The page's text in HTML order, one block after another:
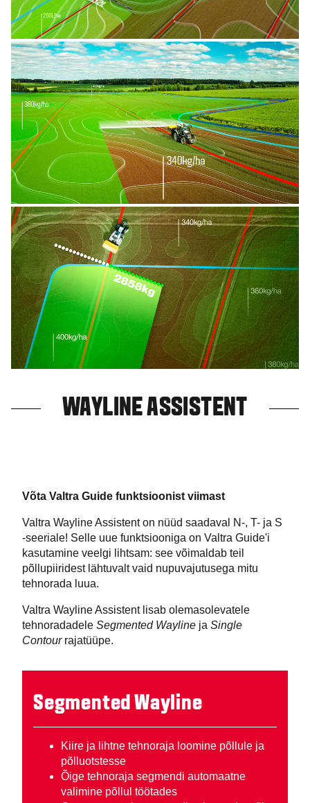
WAYLINE ASSISTENT
Võta Valtra Guide funktsioonist viimast
Valtra Wayline Assistent on nüüd saadaval N-, T- ja S
-seeriale! Selle uue funktsiooniga on Valtra Guide'i
kasutamine veelgi lihtsam: see võimaldab teil
põllupiiridest lähtuvalt vaid nupuvajutusega mitu
tehnorada luua.
Valtra Wayline Assistent lisab olemasolevatele
tehnoradadele Segmented Wayline ja Single
Contour rajatüüpe.
Segmented Wayline
Kiire ja lihtne tehnoraja loomine põllule ja
põlluotstesse
Õige tehnoraja segmendi automaatne
valimine põllul töötades